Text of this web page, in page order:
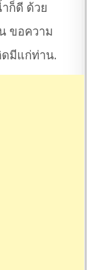
ก็ดี ด้วย
ขอความ
ดมีแก่ท่าน.